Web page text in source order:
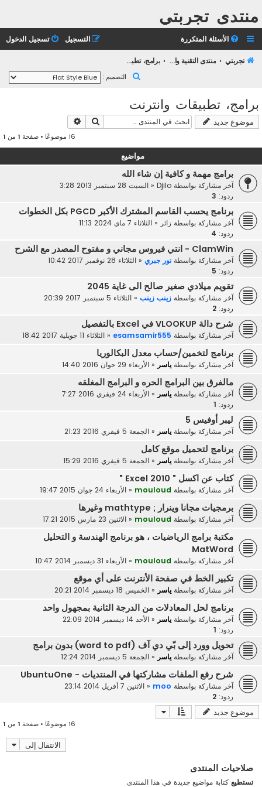
منتدى تجربتي
الأسئلة المتكررة تسجيل الدخول التسجيل
تجربتي منتدى التقنية والانترنت برامج، تطبيقات وانترنت
التصميم :
ثبرامج، تطبيقات وانترنت
موضوع جديد بحث
16 موضوعًا • صفحة 1 من 1
مواضيع
برامج مهمة و كافية إن شاء الله
آخر مشاركة بواسطة Djilo
« السبت 28 سبتمبر 2013 3:28
ردود: 3
برنامج يحسب القاسم المشترك الأكبر PGCD بكل الخطوات
آخر مشاركة بواسطة زائر « الثلاثاء 7 ماي 2024 11:13
ردود: 4
ClamWin - انتي فيروس مجاني و مفتوح المصدر مع الشرح
آخر مشاركة بواسطة نور جبري « الثلاثاء 28 نوفمبر 2017 10:42
ردود: 5
تقويم ميلادي صغير صالح الى غاية 2045
آخر مشاركة بواسطة زينب زينب « الثلاثاء 5 سبتمبر 2017 20:39
ردود: 2
شرح دالة VLOOKUP في Excel بالتفصيل
آخر مشاركة بواسطة esamsamir555
« الثلاثاء 11 جويلية 2017 18:42
برنامج لتخمين/حساب معدل البكالوريا
آخر مشاركة بواسطة ياسر « الأربعاء 29 جوان 2016 14:40
مالفرق بين البرامج الحره و البرامج المغلقه
آخر مشاركة بواسطة ياسر « الأربعاء 24 فيفري 2016 7:27
ردود: 1
ليبر أوفيس 5
آخر مشاركة بواسطة ياسر « الجمعة 5 فيفري 2016 21:23
برنامج لتحميل موقع كامل
آخر مشاركة بواسطة ياسر « الجمعة 5 فيفري 2016 15:29
كتاب عن اكسل " Excel 2010 "
آخر مشاركة بواسطة mouloud
« الأربعاء 24 جوان 2015 19:47
برمجيات مجانا وينرار ; mathtype وغيرها
آخر مشاركة بواسطة mouloud
« الاثنين 23 مارس 2015 17:21
مكتبة برامج الرياضيات ، هو برنامج الهندسة و التحليل
MatWord
آخر مشاركة بواسطة mouloud
« الأربعاء 31 ديسمبر 2014 10:47
تكبير الخط في صفحة الأنترنت على أي موقع
آخر مشاركة بواسطة ياسر « الخميس 18 ديسمبر 2014 20:21
برنامج لحل المعادلات من الدرجة الثانية بمجهول واحد
آخر مشاركة بواسطة ياسر « الأحد 14 ديسمبر 2014 22:09
ردود: 1
تحويل وورد إلى بّي دي آف (word to pdf) بدون برامج
آخر مشاركة بواسطة ياسر « الجمعة 5 ديسمبر 2014 12:24
شرح رفع الملفات مشاركتها في المنتديات - UbuntuOne
آخر مشاركة بواسطة moo
« الاثنين 7 أفريل 2014 23:14
ردود: 2
موضوع جديد
16 موضوعًا • صفحة 1 من 1
الانتقال إلى
صلاحيات المنتدى
تستطيع كتابة مواضيع جديدة في هذا المنتدى